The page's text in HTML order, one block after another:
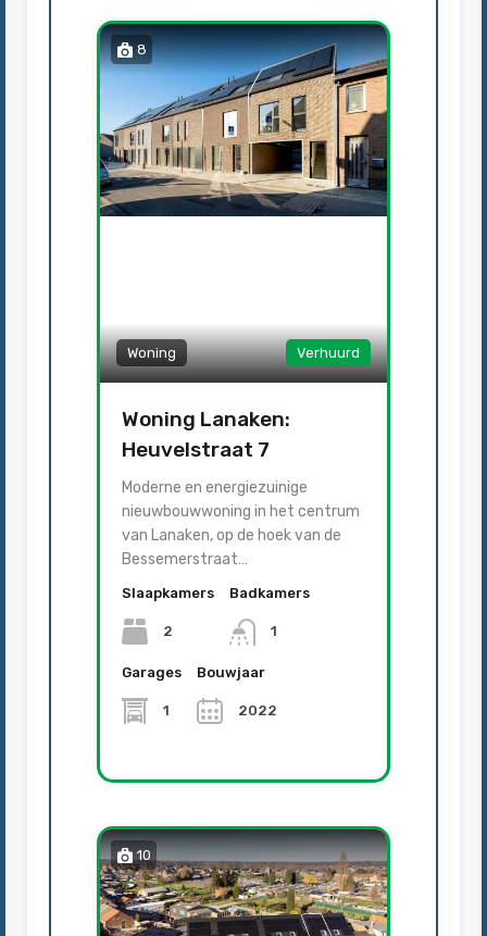
8
Woning Verhuurd
Woning Lanaken:
Heuvelstraat 7
Moderne en energiezuinige
nieuwbouwwoning in het centrum
van Lanaken, op de hoek van de
Bessemerstraat…
Slaapkamers
2
Badkamers
1
Garages
1
Bouwjaar
2022
10